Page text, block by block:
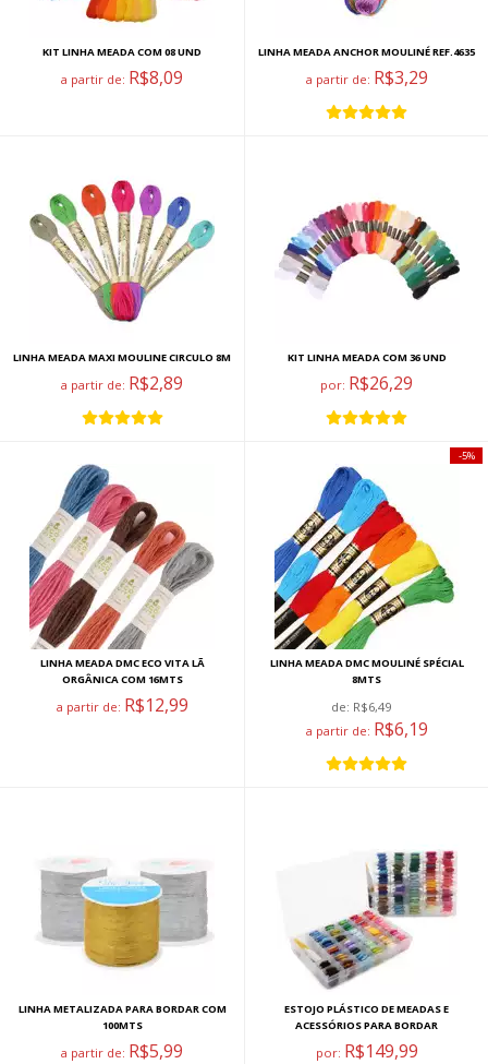
KIT LINHA MEADA COM 08 UND
a partir de: R$8,09
LINHA MEADA ANCHOR MOULINÉ REF.4635
a partir de: R$3,29
LINHA MEADA MAXI MOULINE CIRCULO 8M
a partir de: R$2,89
KIT LINHA MEADA COM 36 UND
por: R$26,29
LINHA MEADA DMC ECO VITA LÃ
ORGÂNICA COM 16MTS
a partir de: R$12,99
LINHA MEADA DMC MOULINÉ SPÉCIAL
8MTS
de: R$6,49
a partir de: R$6,19
5%
LINHA METALIZADA PARA BORDAR COM
100MTS
a partir de: R$5,99
ESTOJO PLÁSTICO DE MEADAS E
ACESSÓRIOS PARA BORDAR
por: R$149,99